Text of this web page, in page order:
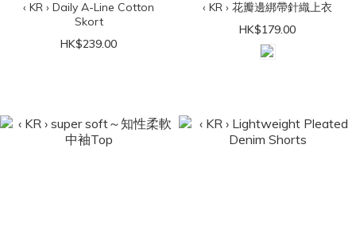
‹ KR › Daily A-Line Cotton
Skort
HK$239.00
‹ KR › 花瓣邊綁帶針織上衣
HK$179.00